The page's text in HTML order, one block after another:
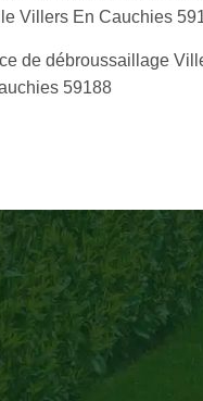
Villers En Cauchies
de débroussaillage
59188